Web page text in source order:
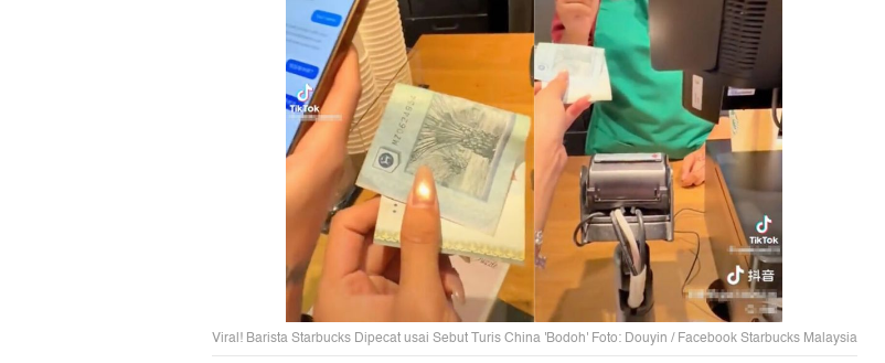
Viral! Barista Starbucks Dipecat usai Sebut Turis China 'Bodoh' Foto: Douyin / Facebook Starbucks Malaysia